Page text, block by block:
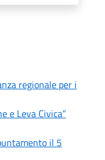
regionale per i
e Leva Civica”
il 5